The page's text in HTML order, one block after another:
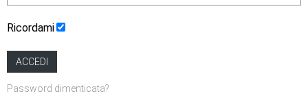
Ricordami
ACCEDI
Password dimenticata?